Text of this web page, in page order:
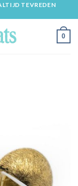
TEVREDEN
0